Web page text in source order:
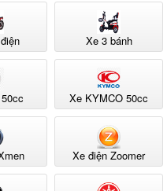
trong việc vượt dốc hoặc di
Sức kéo khỏe giúp xe không bị
tố quan trọng đối với những
các con đường có độ dốc
Xe 3 bánh
Xe KYMCO 50cc
Xe điện Zoomer